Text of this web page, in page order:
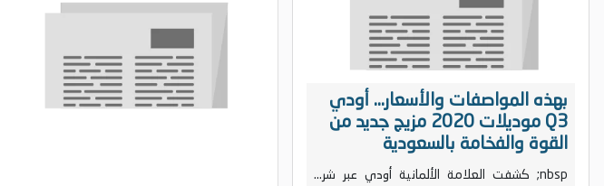
بهذه المواصفات والأسعار... أودي
Q3 موديلات 2020 مزيج جديد من
القوة والفخامة بالسعودية
nbsp; كشفت العلامة الألمانية أودي عبر شر...